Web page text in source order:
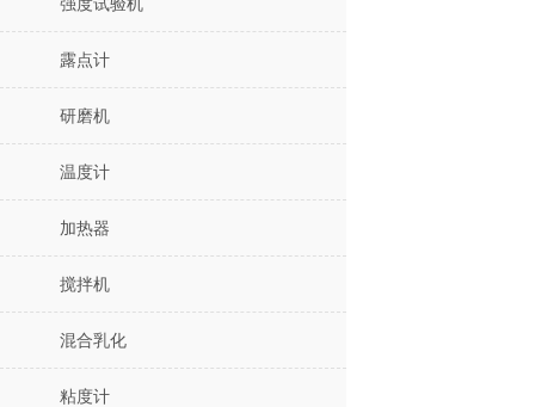
强度试验机
露点计
研磨机
温度计
加热器
搅拌机
混合乳化
粘度计